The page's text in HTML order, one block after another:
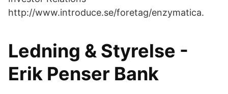
http://www.introduce.se/foretag/enzymatica.
Ledning & Styrelse -
Erik Penser Bank